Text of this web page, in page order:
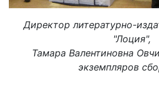
Директор литературно-
"Лоция",
Тамара Валентиновна
экземпляров